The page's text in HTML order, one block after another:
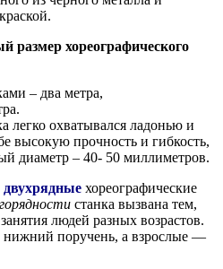
размер хореографического
– два метра,
легко охватывался ладонью и
высокую прочность и гибкость,
диаметр – 40- 50 миллиметров.
двухрядные хореографические
станка вызвана тем,
людей разных возрастов.
нижний поручень, а взрослые —